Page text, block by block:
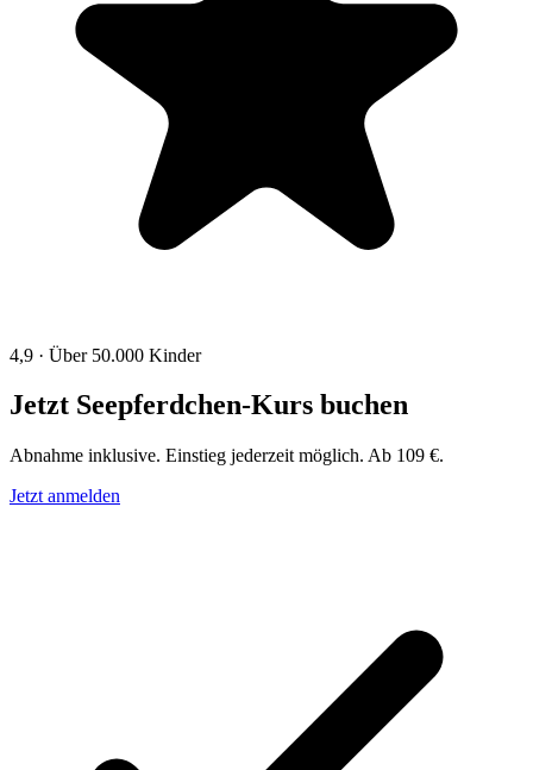
4,9 · Über 50.000 Kinder
Jetzt Seepferdchen-Kurs buchen
Abnahme inklusive. Einstieg jederzeit möglich. Ab 109 €.
Jetzt anmelden